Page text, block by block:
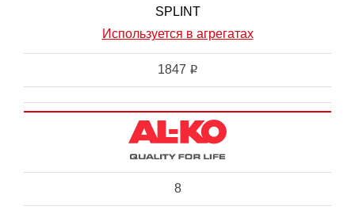
SPLINT
Используется в агрегатах
1847 i
8